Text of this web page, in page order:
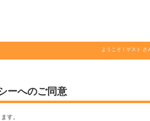
ようこそ！ ゲスト さん
ーへのご同意
す。